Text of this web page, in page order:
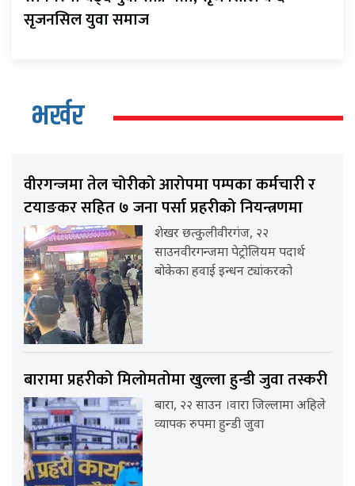
सृजनसिल युवा समाज
भर्खर
वीरगन्जमा तेल चोरीको आरोपमा पम्पका कर्मचारी र
टयाङकर सहित ७ जना पर्सा प्रहरीको नियन्त्रणमा
शेखर छत्कुलीवीरगंज, २२
साउनवीरगन्जमा पेट्रोलियम पदार्थ
बोकेका हवाई इन्धन ट्यांकरको
बारामा प्रहरीको मिलोमतोमा खुल्ला हुन्डी जुवा तस्करी
बारा, २२ साउन ।वारा जिल्लामा अहिले
व्यापक रुपमा हुन्डी जुवा